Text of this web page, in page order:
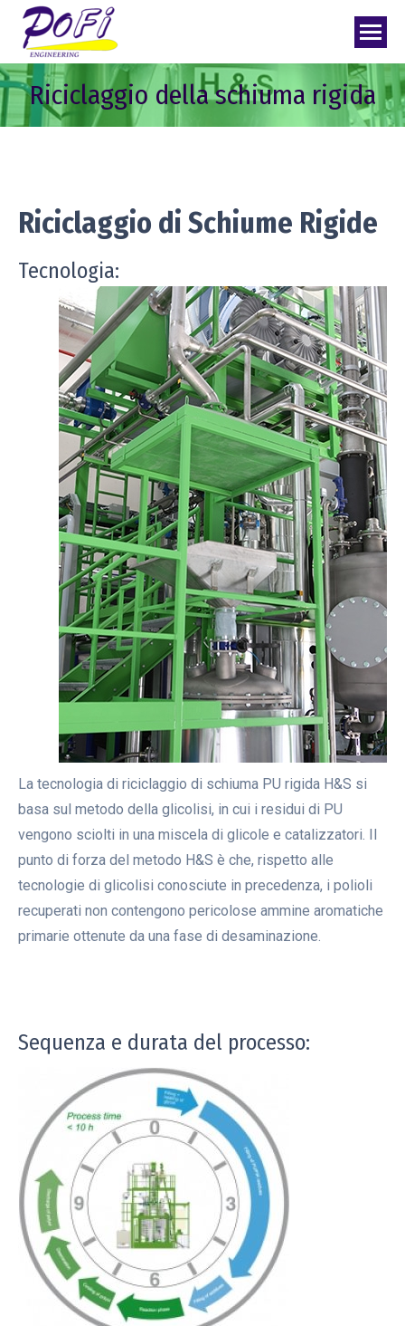
Riciclaggio della schiuma rigida
Riciclaggio di Schiume Rigide
Tecnologia:
La tecnologia di riciclaggio di schiuma PU rigida H&S si
basa sul metodo della glicolisi, in cui i residui di PU
vengono sciolti in una miscela di glicole e catalizzatori. Il
punto di forza del metodo H&S è che, rispetto alle
tecnologie di glicolisi conosciute in precedenza, i polioli
recuperati non contengono pericolose ammine aromatiche
primarie ottenute da una fase di desaminazione.
Sequenza e durata del processo: